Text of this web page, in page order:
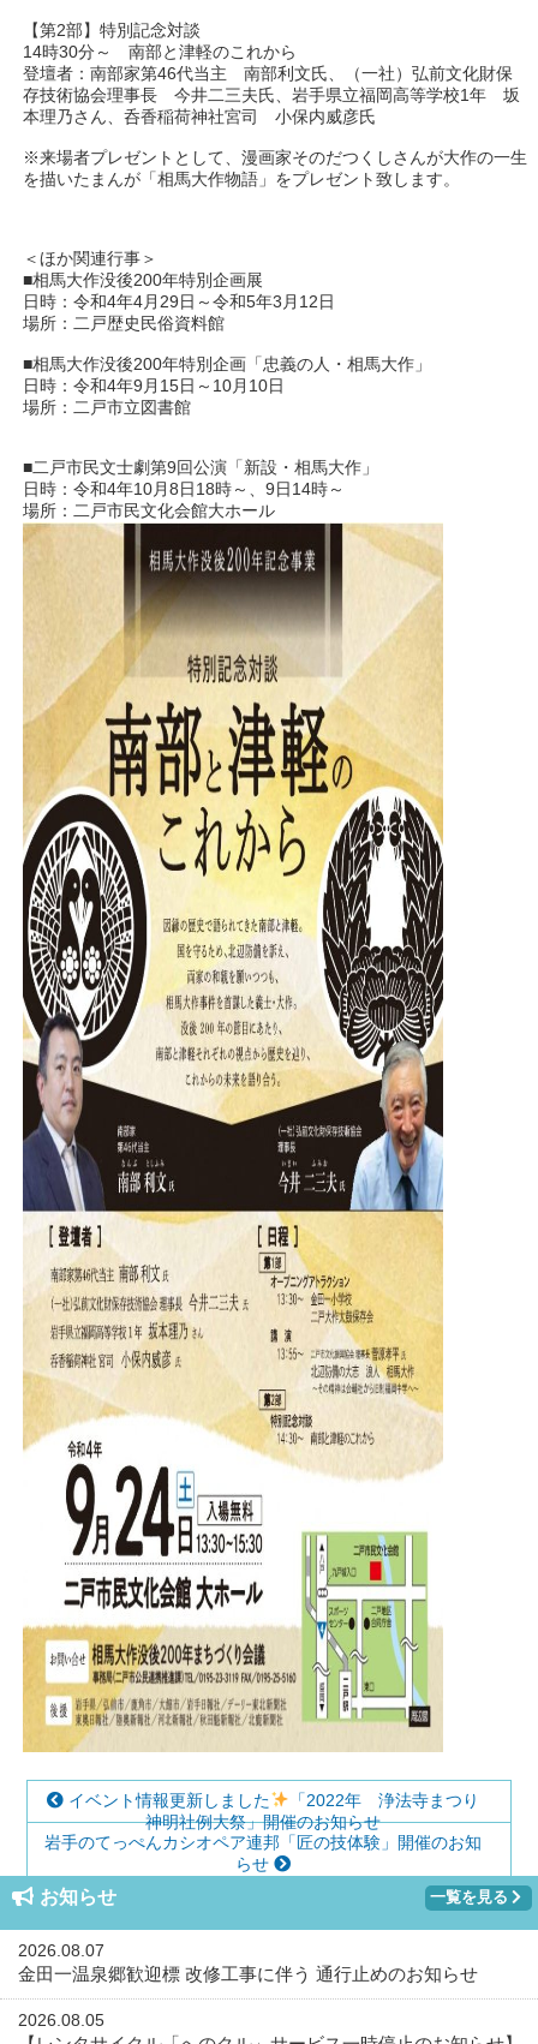
【第2部】特別記念対談
14時30分～ 南部と津軽のこれから
登壇者：南部家第46代当主 南部利文氏、（一社）弘前文化財保
存技術協会理事長 今井二三夫氏、岩手県立福岡高等学校1年 坂
本理乃さん、呑香稲荷神社宮司 小保内威彦氏
※来場者プレゼントとして、漫画家そのだつくしさんが大作の一生
を描いたまんが「相馬大作物語」をプレゼント致します。
＜ほか関連行事＞
■相馬大作没後200年特別企画展
日時：令和4年4月29日～令和5年3月12日
場所：二戸歴史民俗資料館
■相馬大作没後200年特別企画「忠義の人・相馬大作」
日時：令和4年9月15日～10月10日
場所：二戸市立図書館
■二戸市民文士劇第9回公演「新設・相馬大作」
日時：令和4年10月8日18時～、9日14時～
場所：二戸市民文化会館大ホール
イベント情報更新しました
「2022年 浄法寺まつり
神明社例大祭」開催のお知らせ
岩手のてっぺんカシオペア連邦「匠の技体験」開催のお知
らせ
お知らせ 一覧を見る
2026.08.07
金田一温泉郷歓迎標 改修工事に伴う 通行止めのお知らせ
2026.08.05